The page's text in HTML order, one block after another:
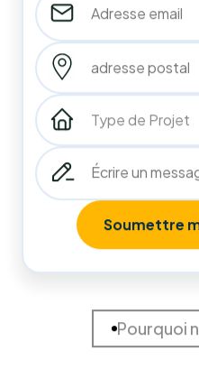
10
215
Installations Réalisées